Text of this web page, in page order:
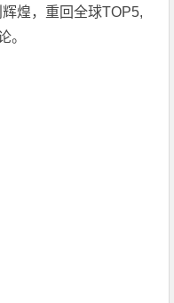
煌，重回全球TOP5,
。